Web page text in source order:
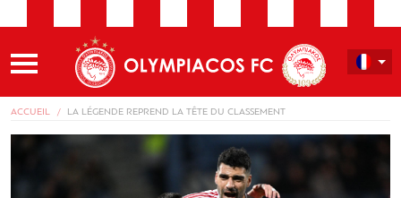
ACCUEIL LA LÉGENDE REPREND LA TÊTE DU CLASSEMENT